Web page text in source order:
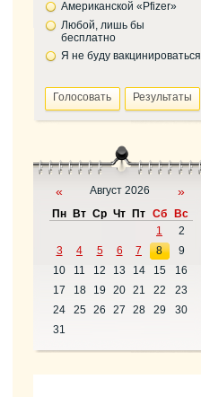
Американской «Pfizer»
Любой, лишь бы
бесплатно
Я не буду вакцинироваться
« Август 2026 »
Пн Вт Ср Чт Пт Сб
Вс
1
2
3
4 5 6 7 8
9
10
11 12 13 14 15
16
17
18 19 20 21 22
23
24
25 26 27 28 29
30
31